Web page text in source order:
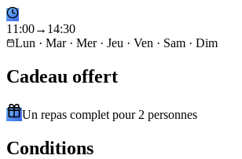
11 :00→ 14:30
Lun · Mar · Mer · Jeu · Ven · Sam · Dim
Cadeau offert
Un repas complet pour 2 personnes
Conditions